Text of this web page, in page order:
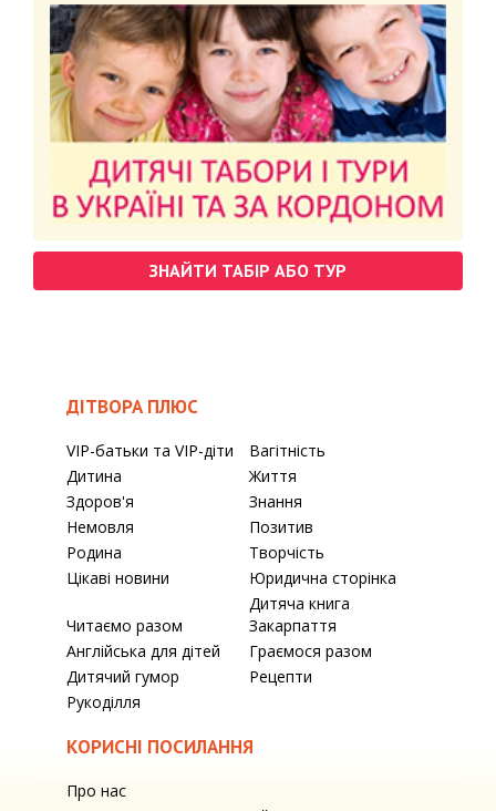
ЗНАЙТИ ТАБІР АБО ТУР
ДІТВОРА ПЛЮС
VIP-батьки та VIP-діти
Вагітність
Дитина
Життя
Здоров'я
Знання
Немовля
Позитив
Родина
Творчість
Цікаві новини
Юридична сторінка
Читаємо разом
Дитяча книга
Закарпаття
Англійська для дітей
Граємося разом
Дитячий гумор
Рецепти
Рукоділля
КОРИСНІ ПОСИЛАННЯ
Про нас